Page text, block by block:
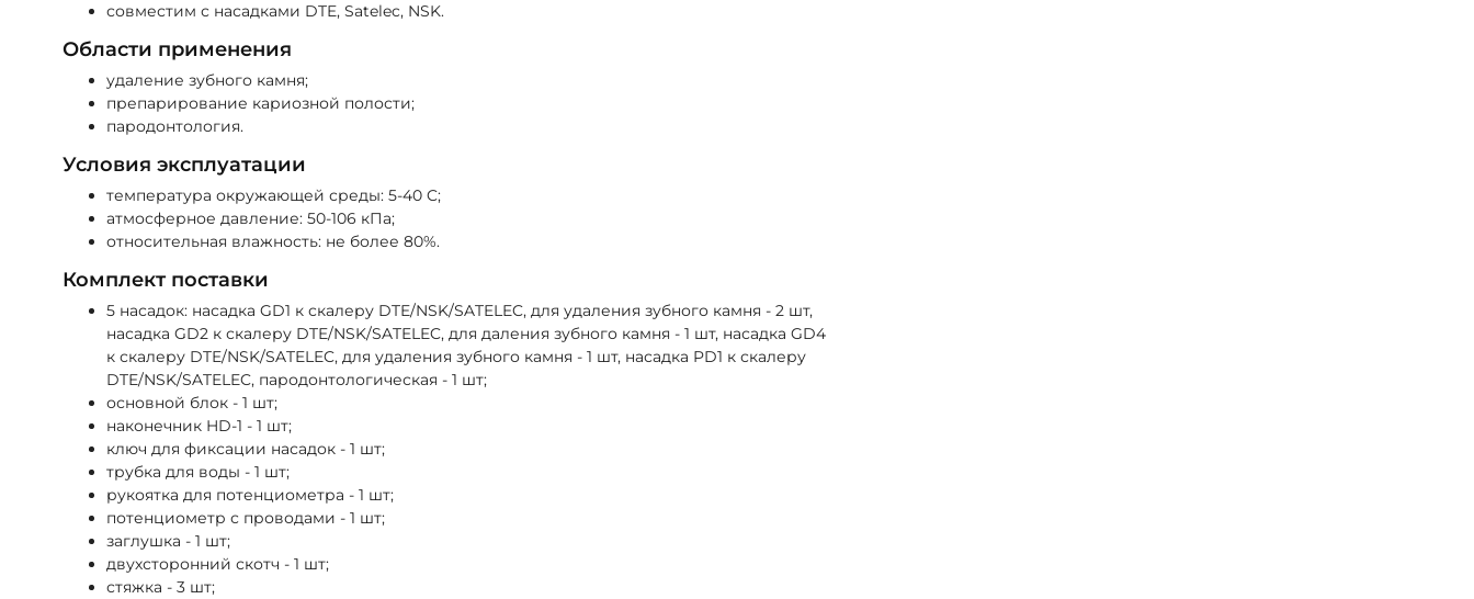
совместим с насадками DTE, Satelec, NSK.
Области применения
удаление зубного камня;
препарирование кариозной полости;
пародонтология.
Условия эксплуатации
температура окружающей среды: 5-40 C;
атмосферное давление: 50-106 кПа;
относительная влажность: не более 80%.
Комплект поставки
5 насадок: насадка GD1 к скалеру DTE/NSK/SATELEC, для удаления зубного камня - 2 шт,
насадка GD2 к скалеру DTE/NSK/SATELEC, для даления зубного камня - 1 шт, насадка GD4
к скалеру DTE/NSK/SATELEC, для удаления зубного камня - 1 шт, насадка PD1 к скалеру
DTE/NSK/SATELEC, пародонтологическая - 1 шт;
основной блок - 1 шт;
наконечник HD-1 - 1 шт;
ключ для фиксации насадок - 1 шт;
трубка для воды - 1 шт;
рукоятка для потенциометра - 1 шт;
потенциометр с проводами - 1 шт;
заглушка - 1 шт;
двухсторонний скотч - 1 шт;
стяжка - 3 шт;